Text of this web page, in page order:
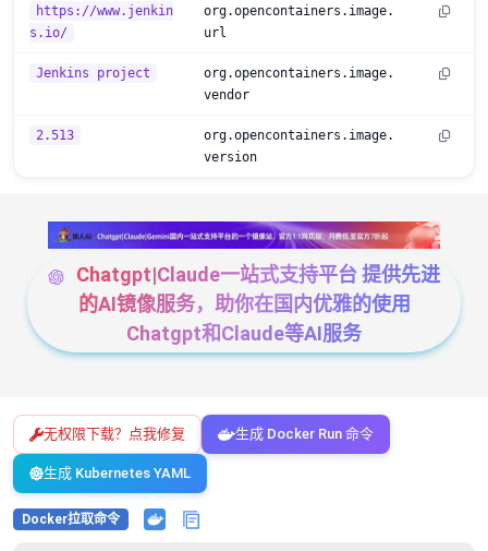
https://www.jenkin
s.io/
org.opencontainers.image.
url
Jenkins project
org.opencontainers.image.
vendor
2.513
org.opencontainers.image.
version
Chatgpt|Claude一站式支持平台 提供先进
的AI镜像服务，助你在国内优雅的使用
Chatgpt和Claude等AI服务
无权限下载？点我修复 生成 Docker Run 命令
生成 Kubernetes YAML
Docker拉取命令